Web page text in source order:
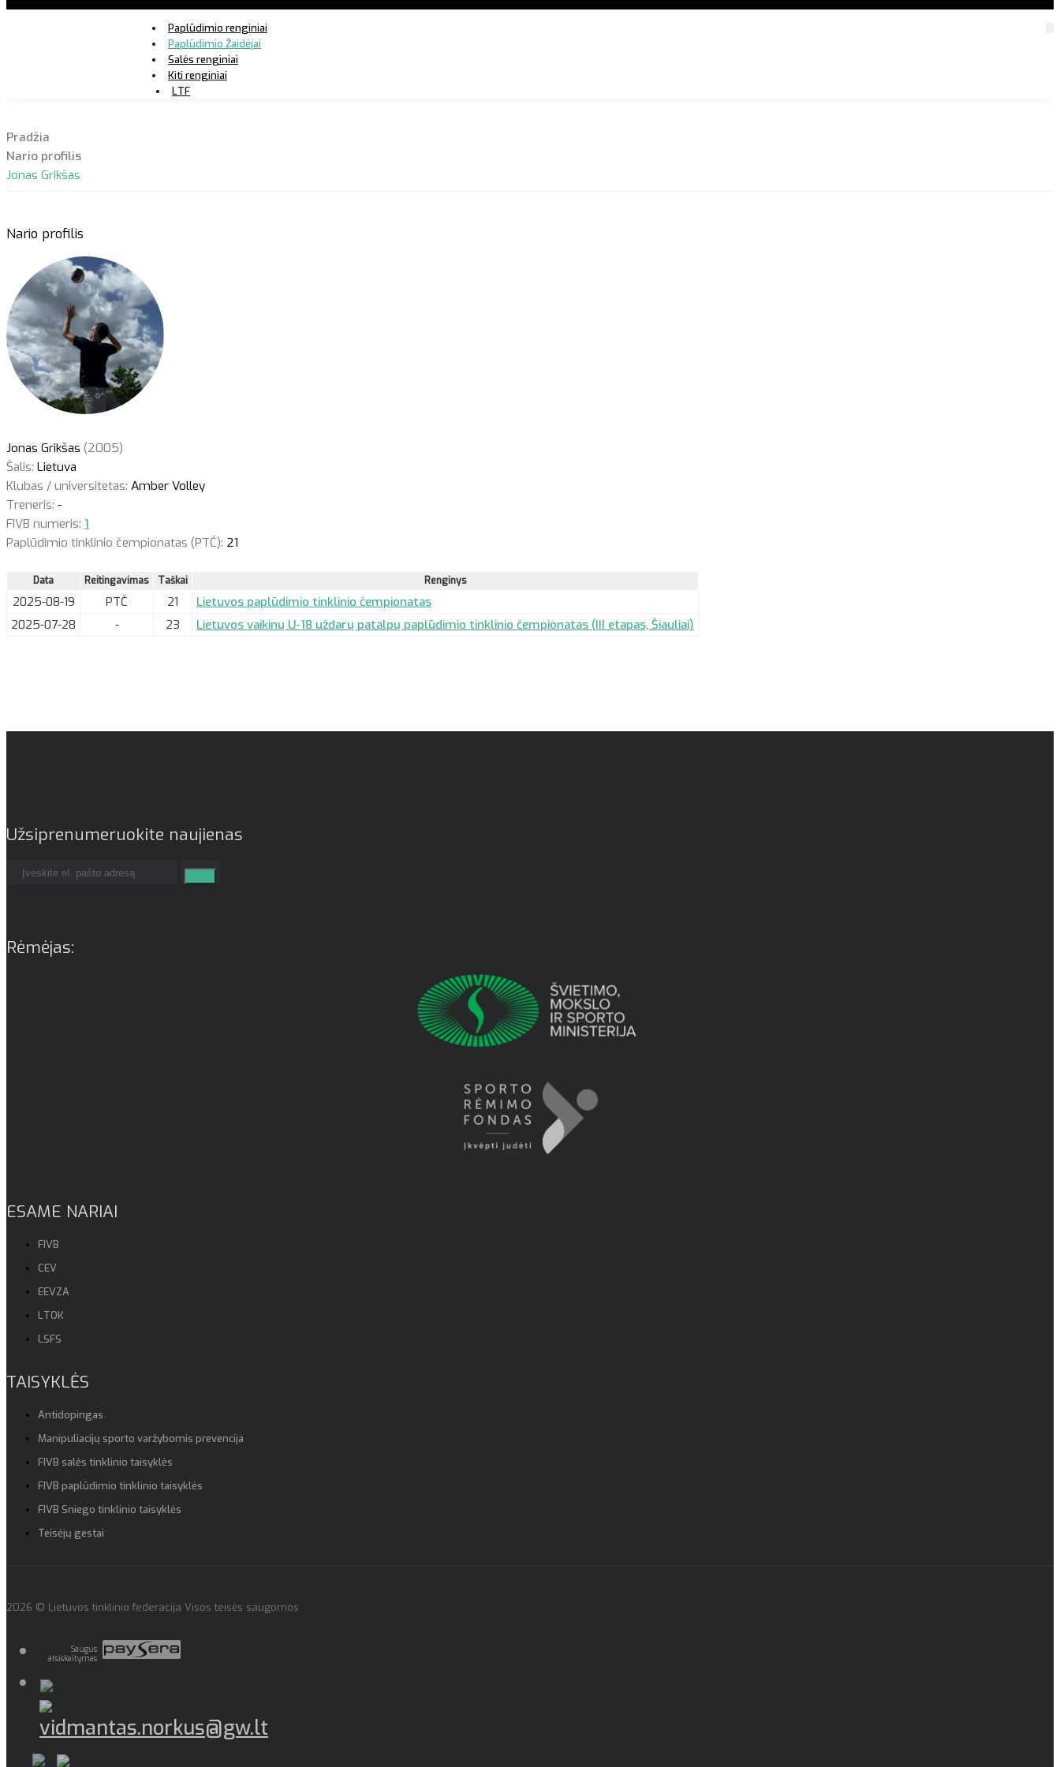
Paplūdimio renginiai
Paplūdimio Žaidėjai
Salės renginiai
Kiti renginiai
LTF
Pradžia
Nario profilis
Jonas Grikšas
Nario profilis
Jonas Grikšas (2005)
Šalis: Lietuva
Klubas / universitetas: Amber Volley
Treneris: -
FIVB numeris: 1
Paplūdimio tinklinio čempionatas (PTČ): 21
Data Reitingavimas Taškai Renginys
2025-08-19 PTČ 21
Lietuvos paplūdimio tinklinio čempionatas
2025-07-28
- 23 Lietuvos vaikinų U-18 uždarų patalpų paplūdimio tinklinio čempionatas (III etapas, Šiauliai)
Užsiprenumeruokite naujienas
Rėmėjas:
ESAME NARIAI
FIVB
CEV
EEVZA
LTOK
LSFS
TAISYKLĖS
Antidopingas
Manipuliacijų sporto varžybomis prevencija
FIVB salės tinklinio taisyklės
FIVB paplūdimio tinklinio taisyklės
FIVB Sniego tinklinio taisyklės
Teisėjų gestai
2026 © Lietuvos tinklinio federacija Visos teisės saugomos
Saugus
atsiskaitymas